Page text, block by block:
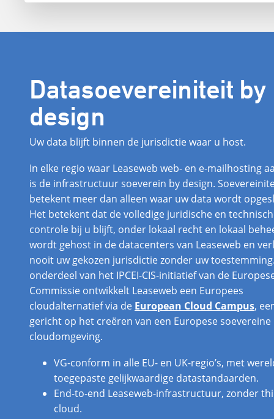
Datasoevereiniteit by
design
Uw data blijft binnen de jurisdictie waar u host.
In elke regio waar Leaseweb web- en e-mailhosting
is de infrastructuur soeverein by design.
betekent meer dan alleen waar uw data wordt
Het betekent dat de volledige juridische en
controle bij u blijft, onder lokaal recht en lokaal
wordt gehost in de datacenters van Leaseweb en
nooit uw gekozen jurisdictie zonder uw
onderdeel van het IPCEI-CIS-initiatief van de
Commissie ontwikkelt Leaseweb een Europees
cloudalternatief via de European Cloud Campus,
gericht op het creëren van een Europese soevereine
cloudomgeving.
VG-conform in alle EU- en UK-regio’s, met
toegepaste gelijkwaardige datastandaarden.
End-to-end Leaseweb-infrastructuur, zonder
cloud.